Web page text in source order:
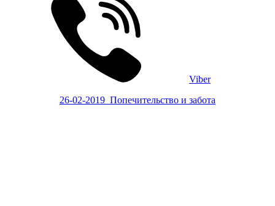
Viber
26-02-2019_Попечительство и забота